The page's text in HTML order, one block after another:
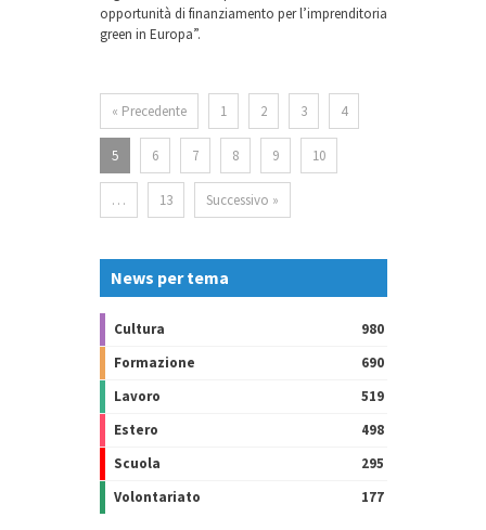
opportunità di finanziamento per l’imprenditoria
green in Europa”.
« Precedente 1 2 3 4
5 6 7 8 9 10
… 13 Successivo »
News per tema
Cultura
980
Formazione
690
Lavoro
519
Estero
498
Scuola
295
Volontariato
177